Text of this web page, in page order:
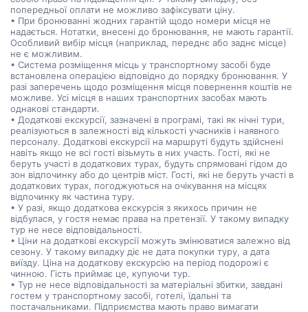
попередньої оплати не можливо зафіксувати ціну.
• При бронюванні жодних гарантій щодо номери місця не
надається. Нотатки, внесені до бронювання, не мають гарантії.
Особливий вибір місця (наприклад, переднє або заднє місце)
не є можливим.
• Система розміщення місць у транспортному засобі буде
встановлена операцією відповідно до порядку бронювання. У
разі заперечень щодо розміщення місця повернення коштів не
можливе. Усі місця в наших транспортних засобах мають
однакові стандарти.
• Додаткові екскурсії, зазначені в програмі, такі як нічні тури,
реалізуються в залежності від кількості учасників і наявного
персоналу. Додаткові екскурсії на маршруті будуть здійснені
навіть якщо не всі гості візьмуть в них участь. Гості, які не
беруть участі в додаткових турах, будуть спрямовані гідом до
зон відпочинку або до центрів міст. Гості, які не беруть участі в
додаткових турах, погоджуються на очікування на місцях
відпочинку як частина туру.
• У разі, якщо додаткова екскурсія з якихось причин не
відбулася, у гостя немає права на претензії. У такому випадку
тур не несе відповідальності.
• Ціни на додаткові екскурсії можуть змінюватися залежно від
сезону. У такому випадку діє не дата покупки туру, а дата
виїзду. Ціна на додаткову екскурсію на період подорожі є
чинною. Гість приймає це, купуючи тур.
• Тур не несе відповідальності за матеріальні збитки, завдані
гостем у транспортному засобі, готелі, їдальні та
постачальниками. Підприємства мають право вимагати